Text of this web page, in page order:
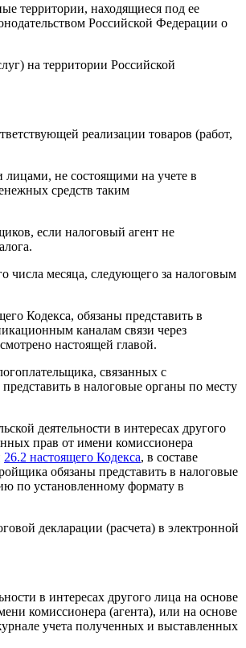
территории, находящиеся под ее
Российской Федерации о
на территории Российской
реализации товаров (работ,
лицами, не состоящими на учете в
средств таким
если налоговый агент не
числа месяца, следующего за налоговым
Кодекса, обязаны представить в
каналам связи через
настоящей главой.
связанных с
в налоговые органы по месту
деятельности в интересах другого
прав от имени комиссионера
26.2 настоящего Кодекса, в составе
обязаны представить в налоговые
по установленному формату в
декларации (расчета) в электронной
в интересах другого лица на основе
комиссионера (агента), или на основе
учета полученных и выставленных